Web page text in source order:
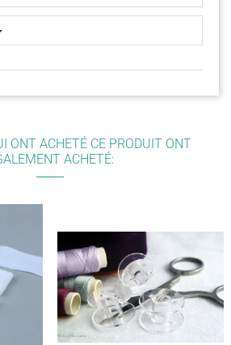
ONT ACHETÉ CE PRODUIT ONT
ACHETÉ: